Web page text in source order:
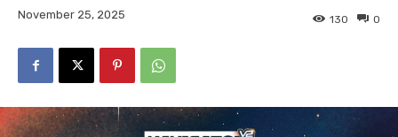
November 25, 2025 0
130